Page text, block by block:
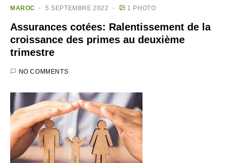
MAROC 5 SEPTEMBRE 2022 1 PHOTO
Assurances cotées: Ralentissement de la
croissance des primes au deuxième
trimestre
NO COMMENTS